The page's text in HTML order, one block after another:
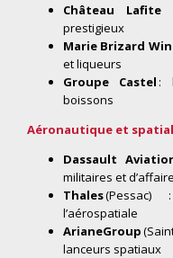
Château Lafite
prestigieux
Marie Brizard
et liqueurs
Groupe Castel :
boissons
Aéronautique et spatial
Dassault
militaires et
Thales(Pessac)
l’aérospatiale
ArianeGroup
lanceurs spatiaux